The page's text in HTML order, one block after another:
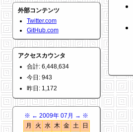
外部コンテンツ
Twitter.com
GitHub.com
アクセスカウンタ
合計: 6,448,634
今日: 943
昨日: 1,172
※ ← 2009年 07月 → ※
月
火 水 木 金 土
日